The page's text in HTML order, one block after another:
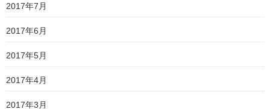
2017年7月
2017年6月
2017年5月
2017年4月
2017年3月